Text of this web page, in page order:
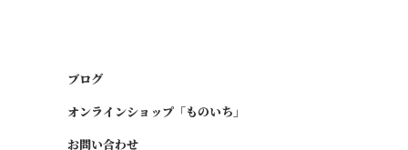
ブログ
オンラインショップ「ものいち」
お問い合わせ